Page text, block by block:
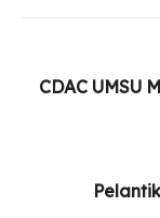
Yayasan
kepada
Pancasila
CDAC UMSU